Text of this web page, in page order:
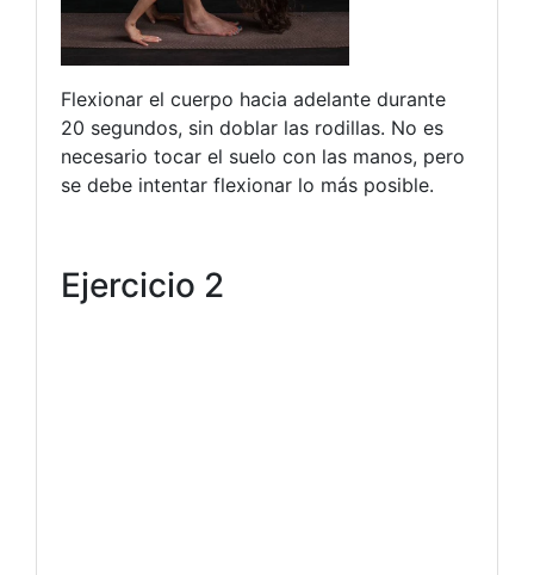
Flexionar el cuerpo hacia adelante durante
20 segundos, sin doblar las rodillas. No es
necesario tocar el suelo con las manos, pero
se debe intentar flexionar lo más posible.
Ejercicio 2